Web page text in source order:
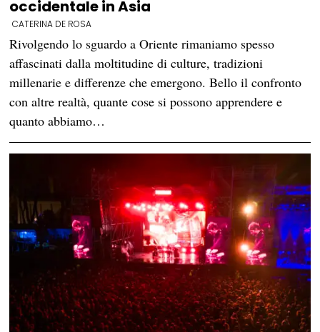
occidentale in Asia
CATERINA DE ROSA
Rivolgendo lo sguardo a Oriente rimaniamo spesso
affascinati dalla moltitudine di culture, tradizioni
millenarie e differenze che emergono. Bello il confronto
con altre realtà, quante cose si possono apprendere e
quanto abbiamo…